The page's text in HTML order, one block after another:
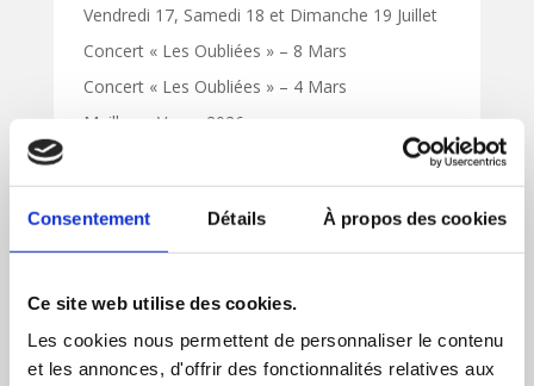
Consentement Détails À propos des cookies
Ce site web utilise des cookies.
Les cookies nous permettent de personnaliser le contenu
et les annonces, d'offrir des fonctionnalités relatives aux
Vendredi 17, Samedi 18 et Dimanche 19 Juillet
Concert « Les Oubliées » – 8 Mars
Concert « Les Oubliées » – 4 Mars
Meilleurs Vœux 2026
9 mars 2017 – Chalon sur Saône –
Archives
mai 2026